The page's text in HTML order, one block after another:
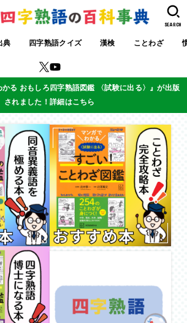
典 四字熟語クイズ 漢検 ことわざ
SEARCH
る おもしろ四字熟語図鑑 〈試験に出る〉』が出版
されました！詳細はこちら